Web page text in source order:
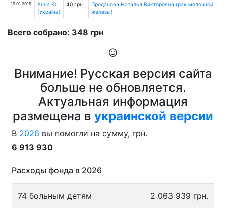
19.01.2018
Анна Ю.
(Україна)
40 грн
Проданова Наталья Викторовна (рак молочной
железы)
Всего собрано: 348 грн
Внимание! Русская версия сайта
больше не обновляется.
Актуальная информация
размещена в украинской версии
В 2026 вы помогли на сумму, грн.
6 913 930
Расходы фонда в 2026
74 больным детям 2 063 939 грн.